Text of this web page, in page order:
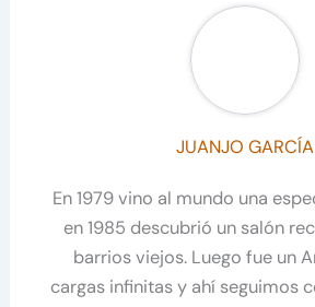
JUANJO GARCÍA
En 1979 vino al mundo una
en 1985 descubrió un salón
barrios viejos. Luego fue un
cargas infinitas y ahí seguimos